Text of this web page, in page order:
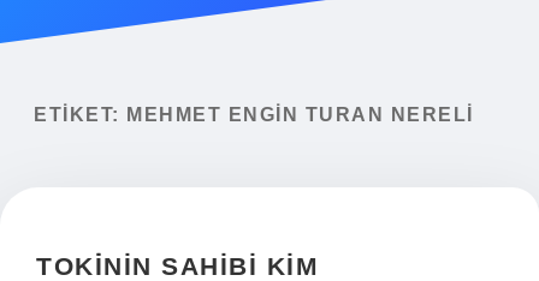
Yasal Uyarı
ETIKET: MEHMET ENGIN TURAN NERELI
TOKİNIN SAHIBI KIM